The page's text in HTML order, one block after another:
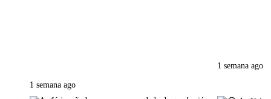
1 semana ago
1 semana ago